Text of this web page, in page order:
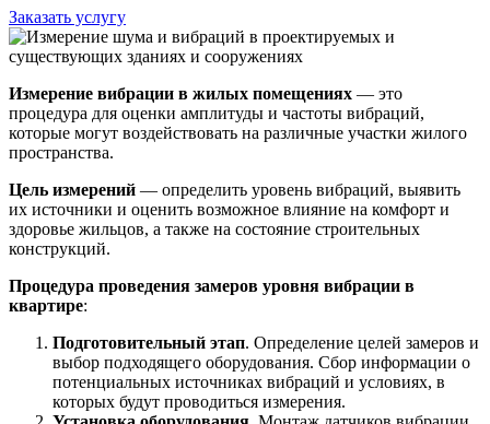
Заказать услугу
Измерение вибрации в жилых помещениях — это
процедура для оценки амплитуды и частоты вибраций,
которые могут воздействовать на различные участки жилого
пространства.
Цель измерений — определить уровень вибраций, выявить
их источники и оценить возможное влияние на комфорт и
здоровье жильцов, а также на состояние строительных
конструкций.
Процедура проведения замеров уровня вибрации в
квартире:
Подготовительный этап. Определение целей замеров и
выбор подходящего оборудования. Сбор информации о
потенциальных источниках вибраций и условиях, в
которых будут проводиться измерения.